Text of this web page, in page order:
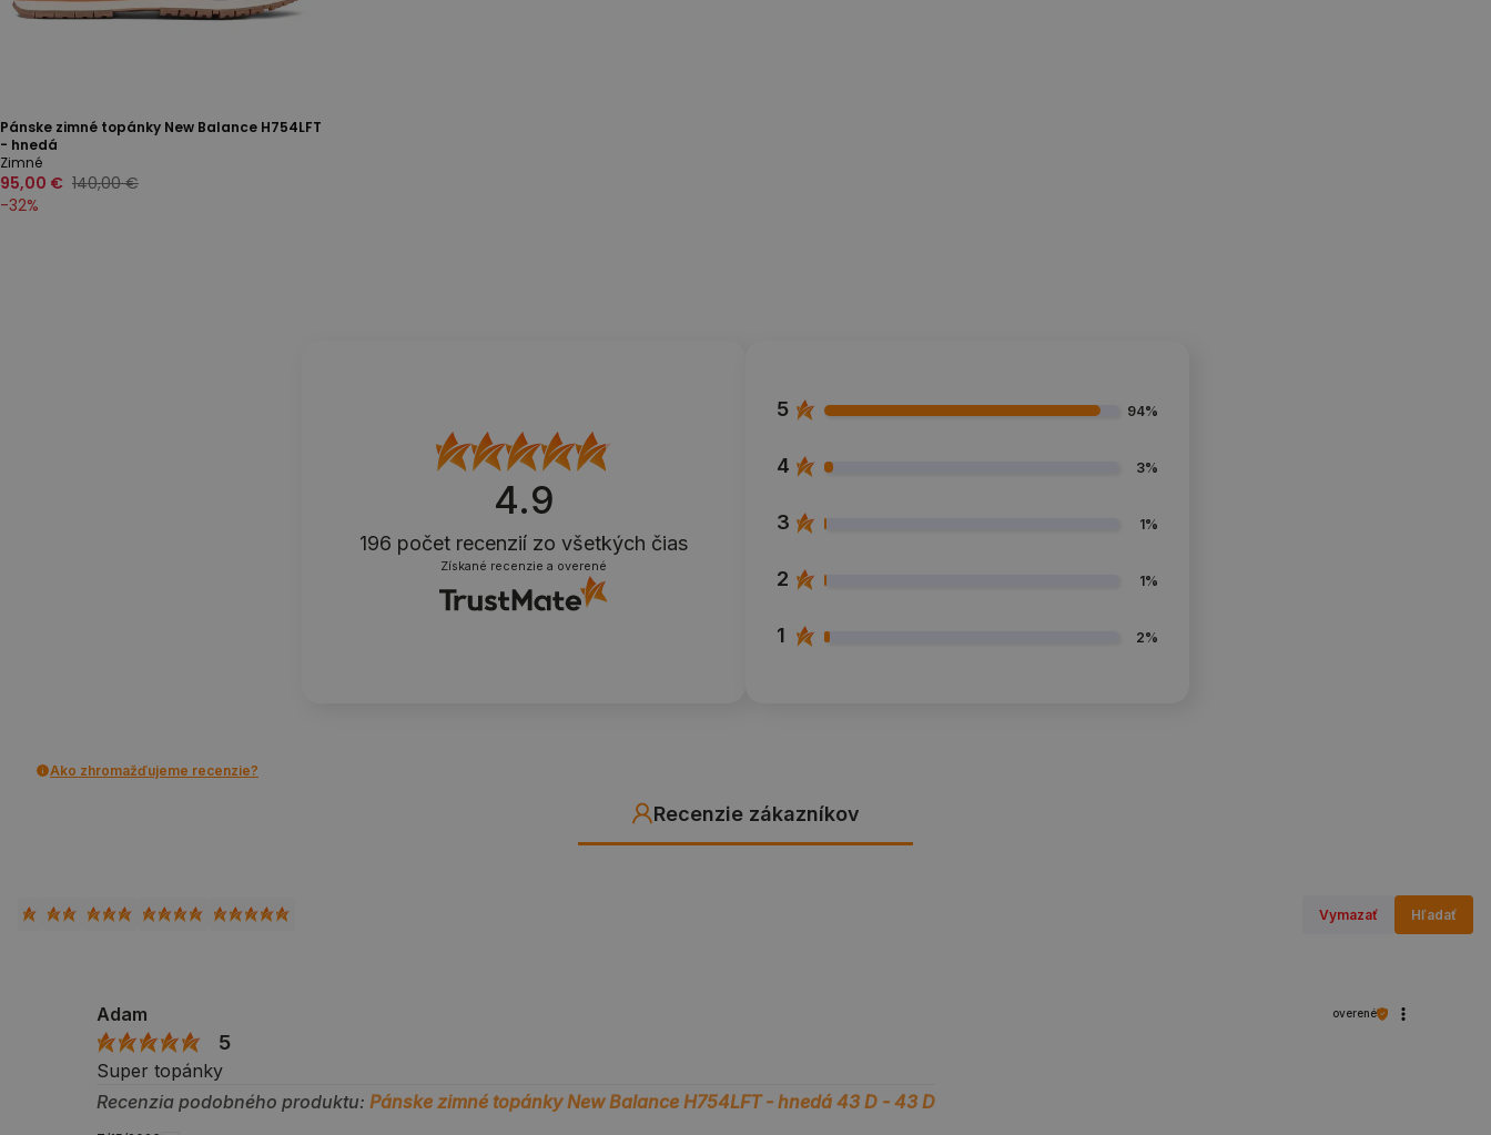
Pánske zimné topánky New Balance H754LFT
- hnedá
Zimné
95,00 € 140,00 €
-32%
4.9
196 počet recenzií zo všetkých čias
Získané recenzie a overené
5 94%
4 3%
3 1%
2 1%
1 2%
Ako zhromažďujeme recenzie?
Recenzie zákazníkov
Vymazať Hľadať
Adam overené
5
Super topánky
Recenzia podobného produktu:Pánske zimné topánky New Balance H754LFT - hnedá 43 D - 43 D